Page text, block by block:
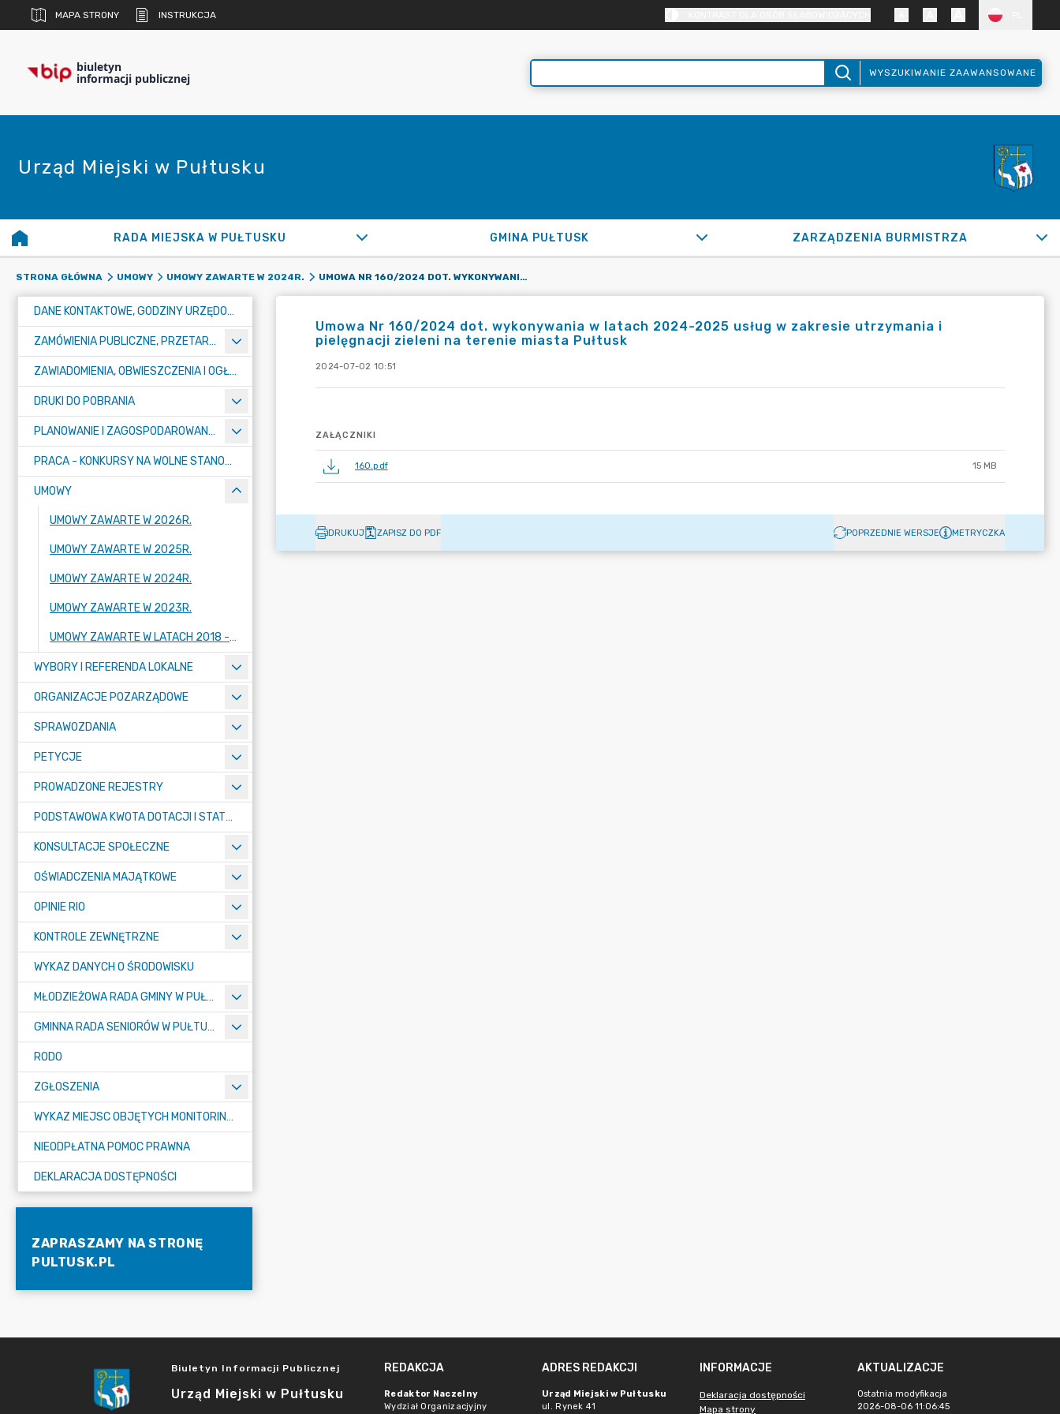
MAPA STRONY INSTRUKCJA
biuletyn
informacji publicznej WYSZUKIWANIE ZAAWANSOWANE
Urząd Miejski w Pułtusku
RADA MIEJSKA W PUŁTUSKU GMINA PUŁTUSK ZARZĄDZENIA BURMISTRZA
STRONA GŁÓWNA UMOWY UMOWY ZAWARTE W 2024R. UMOWA NR 160/2024 DOT. WYKONYWANIA W LATACH 2024-2025 USŁUG W ZAKRESIE UTRZYMANIA I PIELĘGNACJI ZIELENI NA TERENIE MIASTA PUŁTUSK
DANE KONTAKTOWE, GODZINY URZĘDOWANIA I NUMER KONTA BANKOWEGO
ZAMÓWIENIA PUBLICZNE, PRZETARGI, KONKURSY
ZAWIADOMIENIA, OBWIESZCZENIA I OGŁOSZENIA
DRUKI DO POBRANIA
PLANOWANIE I ZAGOSPODAROWANIE PRZESTRZENNE
PRACA - KONKURSY NA WOLNE STANOWISKA
UMOWY
UMOWY ZAWARTE W 2026R.
UMOWY ZAWARTE W 2025R.
UMOWY ZAWARTE W 2024R.
UMOWY ZAWARTE W 2023R.
UMOWY ZAWARTE W LATACH 2018 - 2022
WYBORY I REFERENDA LOKALNE
ORGANIZACJE POZARZĄDOWE
SPRAWOZDANIA
PETYCJE
PROWADZONE REJESTRY
PODSTAWOWA KWOTA DOTACJI I STATYSTYCZNA LICZBA UCZNIÓW
KONSULTACJE SPOŁECZNE
OŚWIADCZENIA MAJĄTKOWE
OPINIE RIO
KONTROLE ZEWNĘTRZNE
WYKAZ DANYCH O ŚRODOWISKU
MŁODZIEŻOWA RADA GMINY W PUŁTUSKU
GMINNA RADA SENIORÓW W PUŁTUSKU
RODO
ZGŁOSZENIA
WYKAZ MIEJSC OBJĘTYCH MONITORINGIEM
NIEODPŁATNA POMOC PRAWNA
DEKLARACJA DOSTĘPNOŚCI
ZAPRASZAMY NA STRONĘ
PULTUSK.PL
Umowa Nr 160/2024 dot. wykonywania w latach 2024-2025 usług w zakresie utrzymania i
pielęgnacji zieleni na terenie miasta Pułtusk
2024-07-02 10:51
ZAŁĄCZNIKI
160.pdf 15 MB
DRUKUJ ZAPISZ DO PDF POPRZEDNIE WERSJE METRYCZKA
Biuletyn Informacji Publicznej
Urząd Miejski w Pułtusku
REDAKCJA
Redaktor Naczelny
Wydział Organizacjyjny
ADRES REDAKCJI
Urząd Miejski w Pułtusku
ul. Rynek 41
INFORMACJE
Deklaracja dostępności
Mapa strony
AKTUALIZACJE
Ostatnia modyfikacja
2026-08-06 11:06:45